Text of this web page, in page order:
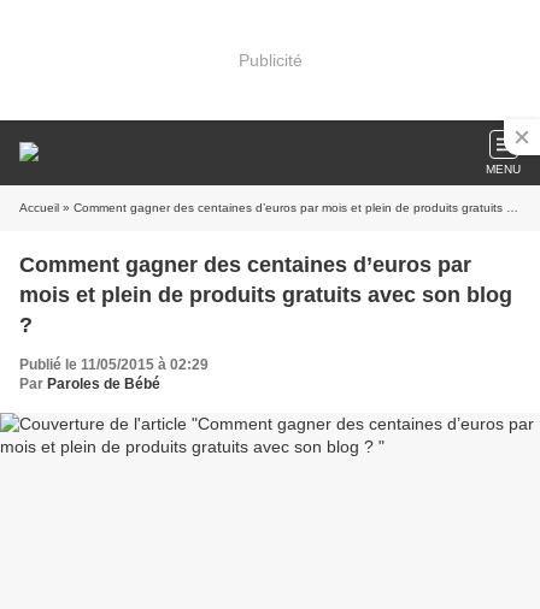
Publicité
MENU
Accueil » Comment gagner des centaines d’euros par mois et plein de produits gratuits avec son blog ?
Comment gagner des centaines d’euros par
mois et plein de produits gratuits avec son blog
?
Publié le 11/05/2015 à 02:29
Par Paroles de Bébé